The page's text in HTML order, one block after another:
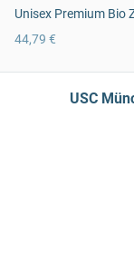
Unisex Premium Bio
44,79 €
USC